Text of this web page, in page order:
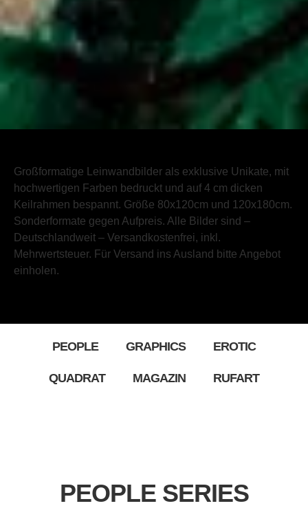
Großformatige Leinwandbilder als exklusive Unikate, mit
hochwertigen Farben bedruckt und auf 4 cm dicken
Keilrahmen bespannt. Größe 80x120cm und 120x180cm.
Sonderformate gegen Aufpreis. Alle Bilder sind –
Deutschlandweit – Versandkostenfrei, inkl.
Mehrwertsteuer. Für Versand ins Ausland bitte Angebot
einholen.
PEOPLE GRAPHICS EROTIC
QUADRAT MAGAZIN RUFART
PEOPLE SERIES